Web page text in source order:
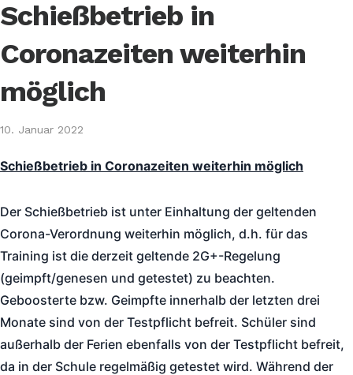
Schießbetrieb in
Coronazeiten weiterhin
möglich
10. Januar 2022
Schießbetrieb in Coronazeiten weiterhin möglich
Der Schießbetrieb ist unter Einhaltung der geltenden
Corona-Verordnung weiterhin möglich, d.h. für das
Training ist die derzeit geltende 2G+-Regelung
(geimpft/genesen und getestet) zu beachten.
Geboosterte bzw. Geimpfte innerhalb der letzten drei
Monate sind von der Testpflicht befreit. Schüler sind
außerhalb der Ferien ebenfalls von der Testpflicht befreit,
da in der Schule regelmäßig getestet wird. Während der